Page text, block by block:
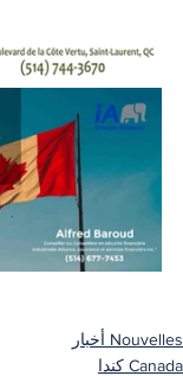
Nouvelles أخبار
Canada كندا